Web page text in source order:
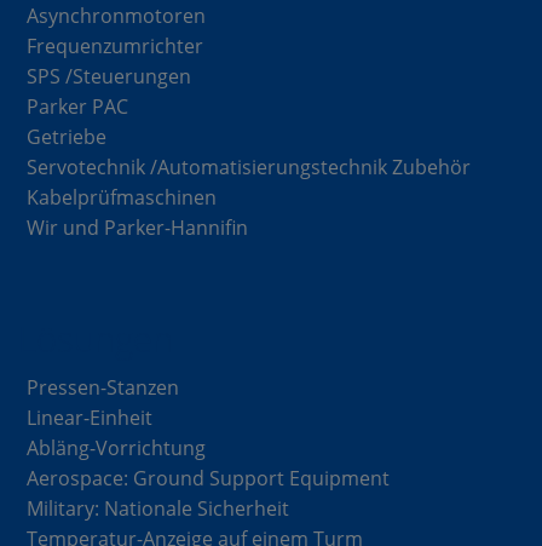
Asynchronmotoren
Frequenzumrichter
SPS /Steuerungen
Parker PAC
Getriebe
Servotechnik /Automatisierungstechnik Zubehör
Kabelprüfmaschinen
Wir und Parker-Hannifin
Pressen-Stanzen
Linear-Einheit
Abläng-Vorrichtung
Aerospace: Ground Support Equipment
Military: Nationale Sicherheit
Temperatur-Anzeige auf einem Turm